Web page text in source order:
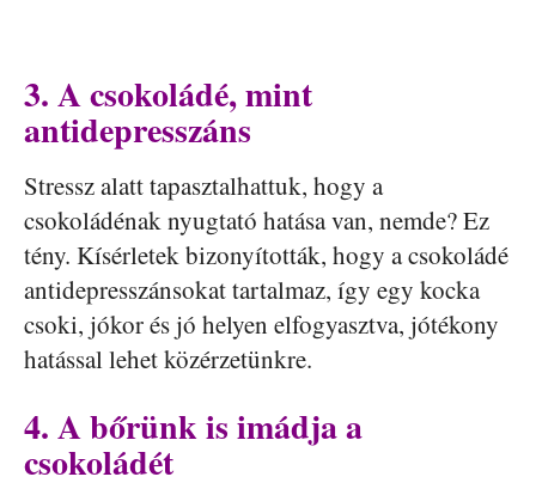
3. A csokoládé, mint
antidepresszáns
Stressz alatt tapasztalhattuk, hogy a
csokoládénak nyugtató hatása van, nemde? Ez
tény. Kísérletek bizonyították, hogy a csokoládé
antidepresszánsokat tartalmaz, így egy kocka
csoki, jókor és jó helyen elfogyasztva, jótékony
hatással lehet közérzetünkre.
4. A bőrünk is imádja a
csokoládét